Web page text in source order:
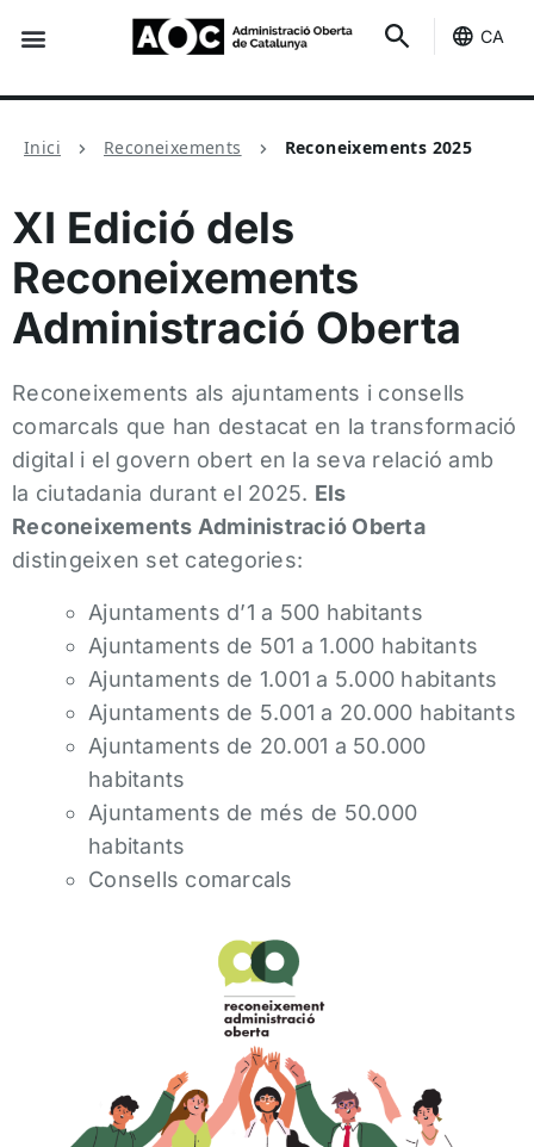
CA
Inici Reconeixements Reconeixements 2025
XI Edició dels
Reconeixements
Administració Oberta
Reconeixements als ajuntaments i consells
comarcals que han destacat en la transformació
digital i el govern obert en la seva relació amb
la ciutadania durant el 2025. Els
Reconeixements Administració Oberta
distingeixen set categories:
Ajuntaments d’1 a 500 habitants
Ajuntaments de 501 a 1.000 habitants
Ajuntaments de 1.001 a 5.000 habitants
Ajuntaments de 5.001 a 20.000 habitants
Ajuntaments de 20.001 a 50.000
habitants
Ajuntaments de més de 50.000
habitants
Consells comarcals